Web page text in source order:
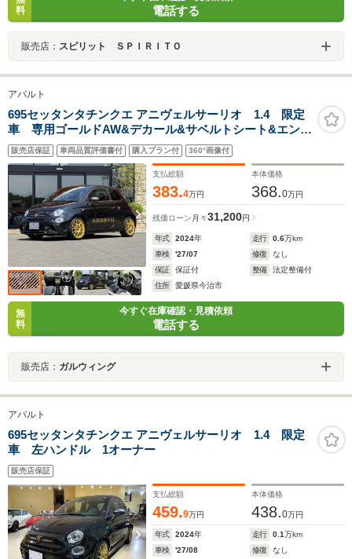
料
電話する
販売店： スピリット ＳＰＩＲＩＴＯ
アバルト
695セッタンタチンクエ アニヴェルサーリオ 1.4 限定
車 専用ゴールドAW&デカール&サベルトシート&エンブ
レム LaBuonoシートレール純正有 レコードモンツァ
ドラレコ・リアカメラ兼用デジタルインナーミラー OP
フューエルキャップ AppleCarPlay Beats
販売店保証 車両品質評価書付 購入プラン付 360°画像付
支払総額
383.4万円
本体価格
368.0万円
残価ローン 月々31,200円
年式 2024年 走行 0.6万km
車検
'27/07 修復
なし
保証
保証付 整備
法定整備付
住所
愛媛県今治市
無
料
今すぐ在庫確認・見積依頼
電話する
販売店： ガルウィング
アバルト
695セッタンタチンクエ アニヴェルサーリオ 1.4 限定
車 左ハンドル 1オーナー
販売店保証
支払総額
459.9万円
本体価格
438.0万円
年式 2024年 走行 0.1万km
車検
'27/08 修復
なし